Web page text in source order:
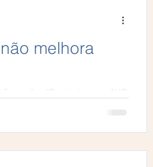
melhora
“Paciente com AVC